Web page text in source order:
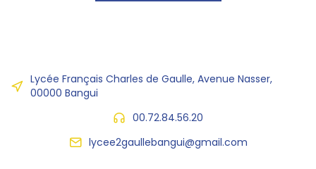
Lycée Français Charles de Gaulle, Avenue Nasser,
00000 Bangui
00.72.84.56.20
lycee2gaullebangui@gmail.com